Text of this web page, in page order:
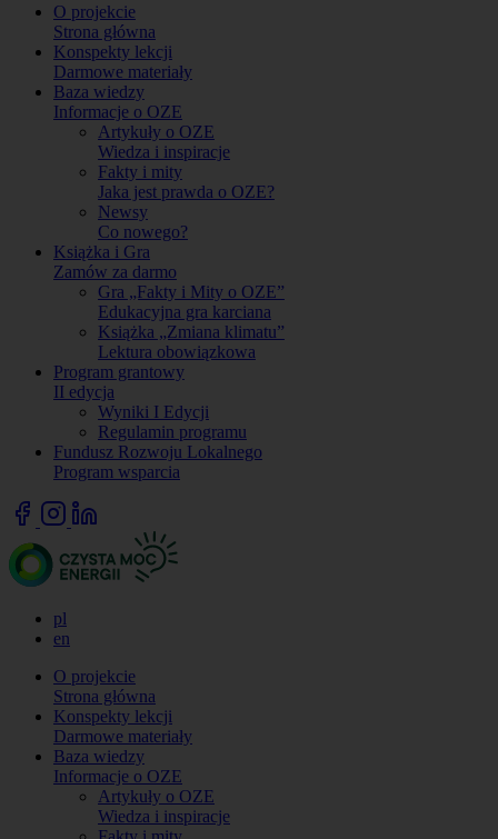
O projekcie
Strona główna
Konspekty lekcji
Darmowe materiały
Baza wiedzy
Informacje o OZE
Artykuły o OZE
Wiedza i inspiracje
Fakty i mity
Jaka jest prawda o OZE?
Newsy
Co nowego?
Książka i Gra
Zamów za darmo
Gra „Fakty i Mity o OZE”
Edukacyjna gra karciana
Książka „Zmiana klimatu”
Lektura obowiązkowa
Program grantowy
II edycja
Wyniki I Edycji
Regulamin programu
Fundusz Rozwoju Lokalnego
Program wsparcia
pl
en
O projekcie
Strona główna
Konspekty lekcji
Darmowe materiały
Baza wiedzy
Informacje o OZE
Artykuły o OZE
Wiedza i inspiracje